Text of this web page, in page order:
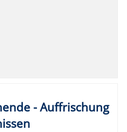
- Auffrischung